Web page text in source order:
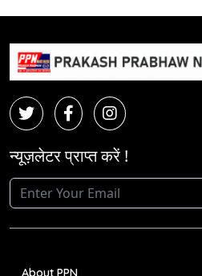
न्यूज़लेटर प्राप्त करें !
About PPN